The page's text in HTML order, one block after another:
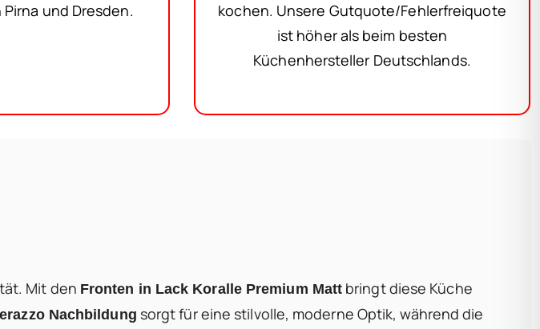
und Dresden.
kochen. Unsere Gutquote/Fehlerfreiquote
ist höher als beim besten
Küchenhersteller Deutschlands.
Mit den Fronten in Lack Koralle Premium Matt bringt diese Küche
Nachbildung sorgt für eine stilvolle, moderne Optik, während die